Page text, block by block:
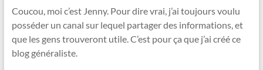
Coucou, moi c’est Jenny. Pour dire vrai, j’ai toujours voulu
posséder un canal sur lequel partager des informations, et
que les gens trouveront utile. C’est pour ça que j’ai créé ce
blog généraliste.